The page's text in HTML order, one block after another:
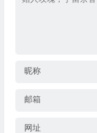
昵称
邮箱
网址